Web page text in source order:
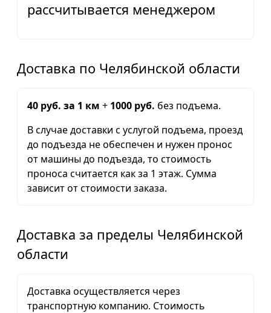
рассчитывается менеджером
Доставка по Челябинской области
40 руб. за 1 км + 1000 руб. без подъема.
В случае доставки с услугой подъема, проезд
до подъезда не обеспечен и нужен пронос
от машины до подъезда, то стоимость
проноса считается как за 1 этаж. Сумма
зависит от стоимости заказа.
Доставка за пределы Челябинской
области
Доставка осуществляется через
транспортную компанию. Стоимость